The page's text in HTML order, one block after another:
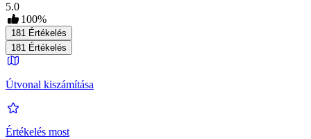
5.0
100%
181 Értékelés
181 Értékelés
Útvonal kiszámítása
Értékelés most